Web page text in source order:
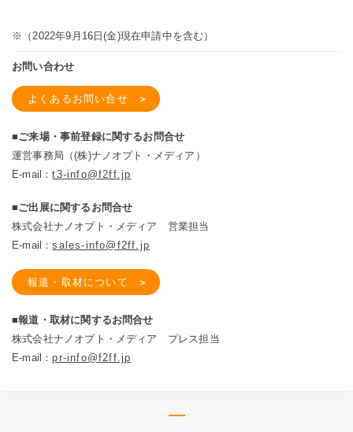
※（2022年9月16日(金)現在申請中を含む）
お問い合わせ
よくあるお問い合せ
■ご来場・事前登録に関するお問合せ
運営事務局（(株)ナノオプト・メディア）
E-mail：t3-info@f2ff.jp
■ご出展に関するお問合せ
株式会社ナノオプト・メディア 営業担当
E-mail：sales-info@f2ff.jp
報道・取材について
■報道・取材に関するお問合せ
株式会社ナノオプト・メディア プレス担当
E-mail：pr-info@f2ff.jp